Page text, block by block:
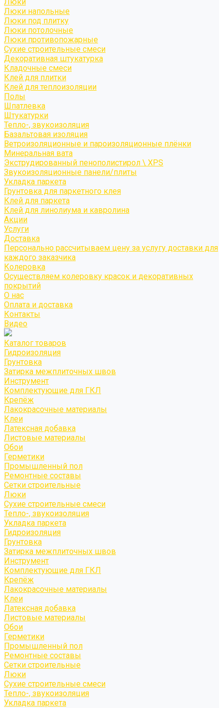
Люки напольные
Люки под плитку
Люки потолочные
Люки противопожарные
Сухие строительные смеси
Декоративная штукатурка
Кладочные смеси
Клей для плитки
Клей для теплоизоляции
Полы
Шпатлевка
Штукатурки
Тепло-, звукоизоляция
Базальтовая изоляция
Ветроизоляционные и пароизоляционные плёнки
Минеральная вата
Экструдированный пенополистирол \ XPS
Звукоизоляционные панели/плиты
Укладка паркета
Грунтовка для паркетного клея
Клей для паркета
Клей для линолиума и кавролина
Акции
Услуги
Доставка
Персонально рассчитываем цену за услугу доставки для
каждого заказчика
Колеровка
Осуществляем колеровку красок и декоративных
покрытий
О нас
Оплата и доставка
Контакты
Видео
Каталог товаров
Гидроизоляция
Грунтовка
Затирка межплиточных швов
Инструмент
Комплектующие для ГКЛ
Крепёж
Лакокрасочные материалы
Клеи
Латексная добавка
Листовые материалы
Обои
Герметики
Промышленный пол
Ремонтные составы
Сетки строительные
Люки
Сухие строительные смеси
Тепло-, звукоизоляция
Укладка паркета
Гидроизоляция
Грунтовка
Затирка межплиточных швов
Инструмент
Комплектующие для ГКЛ
Крепёж
Лакокрасочные материалы
Клеи
Латексная добавка
Листовые материалы
Обои
Герметики
Промышленный пол
Ремонтные составы
Сетки строительные
Люки
Сухие строительные смеси
Тепло-, звукоизоляция
Укладка паркета